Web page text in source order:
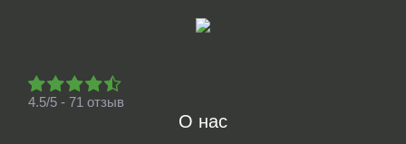
4.5/5 - 71 отзыв
О нас